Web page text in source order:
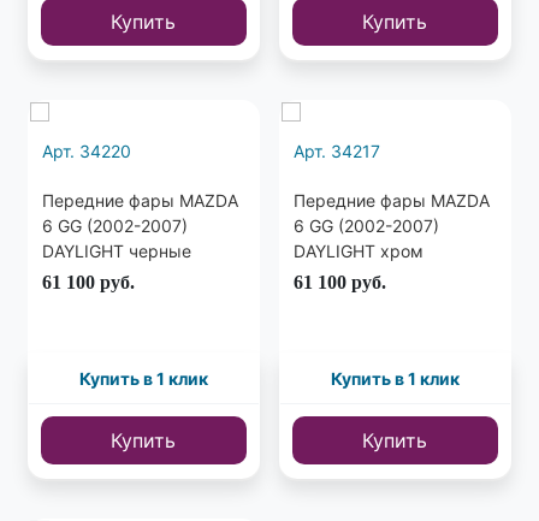
Купить Купить
Арт. 34220
Передние фары MAZDA
6 GG (2002-2007)
DAYLIGHT черные
61 100 руб.
Купить в 1 клик
Купить
Арт. 34217
Передние фары MAZDA
6 GG (2002-2007)
DAYLIGHT хром
61 100 руб.
Купить в 1 клик
Купить